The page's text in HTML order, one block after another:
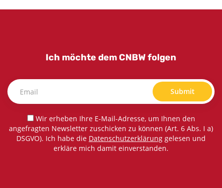
Ich möchte dem CNBW folgen
Submit
Wir erheben Ihre E-Mail-Adresse, um Ihnen den
angefragten Newsletter zuschicken zu können (Art. 6 Abs. I a)
DSGVO). Ich habe die Datenschutzerklärung gelesen und
erkläre mich damit einverstanden.